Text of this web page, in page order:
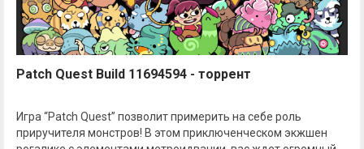
Patch Quest Build 11694594 - торрент
Игра “Patch Quest” позволит примерить на себе роль
приручителя монстров! В этом приключенческом экжшен